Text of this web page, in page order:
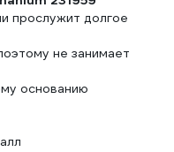
прослужит долгое
не занимает
основанию